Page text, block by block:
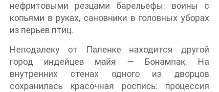
нефритовыми резцами барельефы: воины с
копьями в руках, сановники в головных уборах
из перьев птиц.
Неподалеку от Паленке находится другой
город индейцев майя — Бонампак. На
внутренних стенах одного из дворцов
сохранилась красочная роспись: процессия